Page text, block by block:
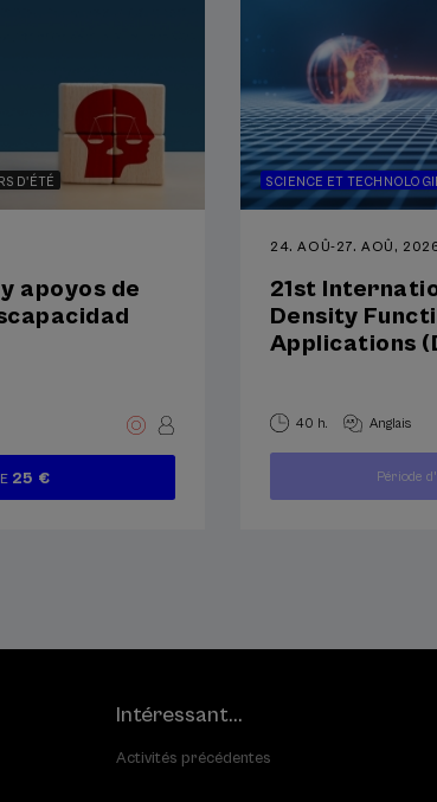
D'ÉTÉ
apoyos de
25 €
SCIENCE ET
24. AOÛ-27. AOÛ,
21st
Density
Applications
40 h. Anglais
Période
Intéressant...
Activités précédentes